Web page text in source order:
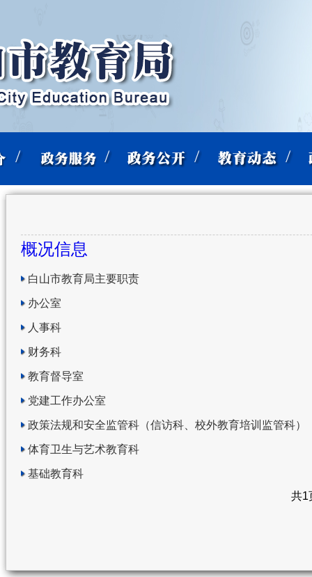
概况信息
白山市教育局主要职责
办公室
人事科
财务科
教育督导室
党建工作办公室
政策法规和安全监管科（信访科、校外教育培训监管科）
体育卫生与艺术教育科
基础教育科
共1